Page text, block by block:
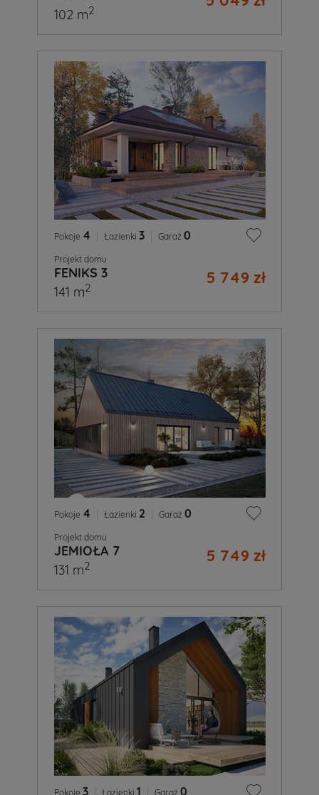
102 m2
Pokoje 4 Łazienki 3 Garaż 0
Projekt domu
FENIKS 3 5 749 zł
141 m2
Pokoje 4 Łazienki 2 Garaż 0
Projekt domu
JEMIOŁA 7 5 749 zł
131 m2
Pokoje 3 Łazienki 1 Garaż 0